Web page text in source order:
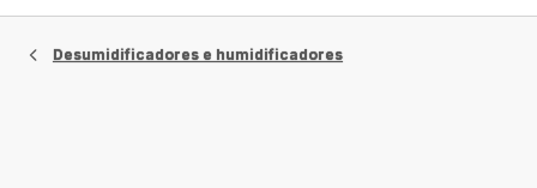
Rowenta
Desumidificadores e humidificadores